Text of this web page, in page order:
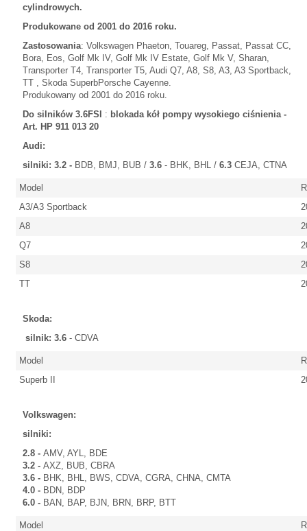
cylindrowych.
Produkowane od 2001 do 2016 roku.
Zastosowania: Volkswagen Phaeton, Touareg, Passat, Passat CC,
Bora, Eos, Golf Mk IV, Golf Mk IV Estate, Golf Mk V, Sharan,
Transporter T4, Transporter T5, Audi Q7, A8, S8, A3, A3 Sportback,
TT , Skoda SuperbPorsche Cayenne.
Produkowany od 2001 do 2016 roku.
Do silników 3.6FSI : blokada kół pompy wysokiego ciśnienia -
Art. HP 911 013 20
Audi:
silniki: 3.2 - BDB, BMJ, BUB / 3.6 - BHK, BHL / 6.3 CEJA, CTNA
Model
A3/A3 Sportback
A8
Q7
S8
TT
Skoda:
silnik: 3.6 - CDVA
Model
Superb II
Volkswagen:
silniki:
2.8 - AMV, AYL, BDE
3.2 - AXZ, BUB, CBRA
3.6 - BHK, BHL, BWS, CDVA, CGRA, CHNA, CMTA
4.0 - BDN, BDP
6.0 - BAN, BAP, BJN, BRN, BRP, BTT
Model